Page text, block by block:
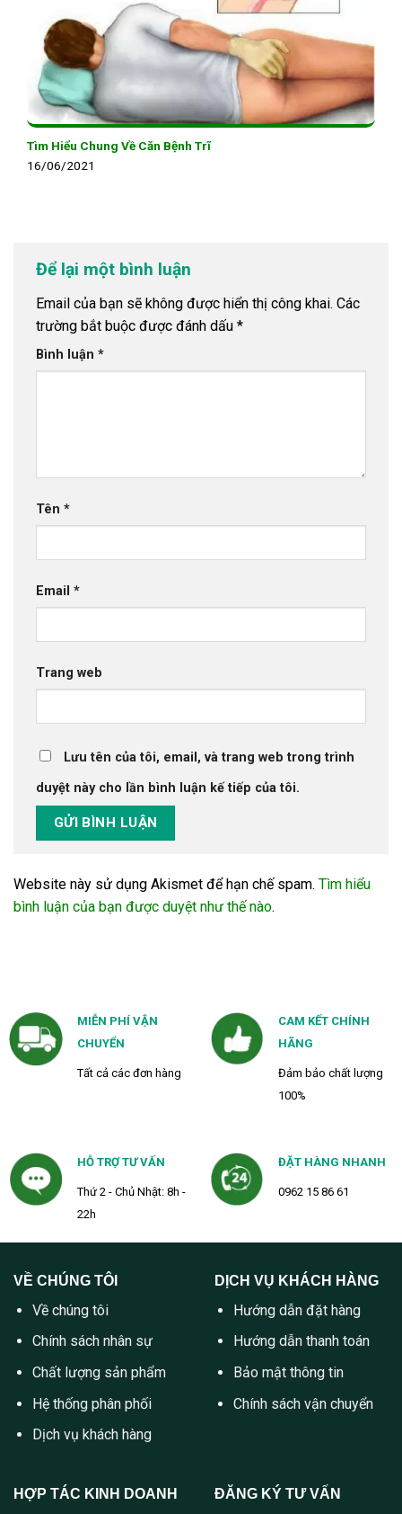
Tìm Hiểu Chung Về Căn Bệnh Trĩ
16/06/2021
Để lại một bình luận
Email của bạn sẽ không được hiển thị công khai. Các
trường bắt buộc được đánh dấu *
Bình luận *
Tên *
Email *
Trang web
Lưu tên của tôi, email, và trang web trong trình
duyệt này cho lần bình luận kế tiếp của tôi.
Website này sử dụng Akismet để hạn chế spam. Tìm hiểu
bình luận của bạn được duyệt như thế nào.
MIỄN PHÍ VẬN
CHUYỂN
Tất cả các đơn hàng
CAM KẾT CHÍNH
HÃNG
Đảm bảo chất lượng
100%
HỖ TRỢ TƯ VẤN
Thứ 2 - Chủ Nhật: 8h -
22h
ĐẶT HÀNG NHANH
0962 15 86 61
VỀ CHÚNG TÔI
Về chúng tôi
Chính sách nhân sự
Chất lượng sản phẩm
Hệ thống phân phối
Dịch vụ khách hàng
DỊCH VỤ KHÁCH HÀNG
Hướng dẫn đặt hàng
Hướng dẫn thanh toán
Bảo mật thông tin
Chính sách vận chuyển
HỢP TÁC KINH DOANH ĐĂNG KÝ TƯ VẤN